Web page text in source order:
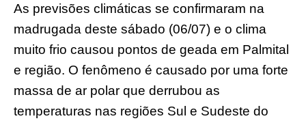
As previsões climáticas se confirmaram na
madrugada deste sábado (06/07) e o clima
muito frio causou pontos de geada em Palmital
e região. O fenômeno é causado por uma forte
massa de ar polar que derrubou as
temperaturas nas regiões Sul e Sudeste do